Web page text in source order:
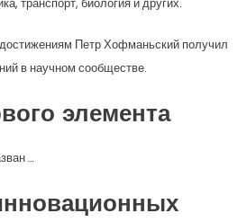
транспорт, биология и других.
Петр Хофманьский получил
в научном сообществе.
элемента
…